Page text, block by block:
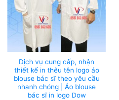
Dịch vụ cung cấp, nhận
thiết kế in thêu tên logo áo
blouse bác sĩ theo yêu cầu
nhanh chóng | Áo blouse
bác sĩ in logo Dow